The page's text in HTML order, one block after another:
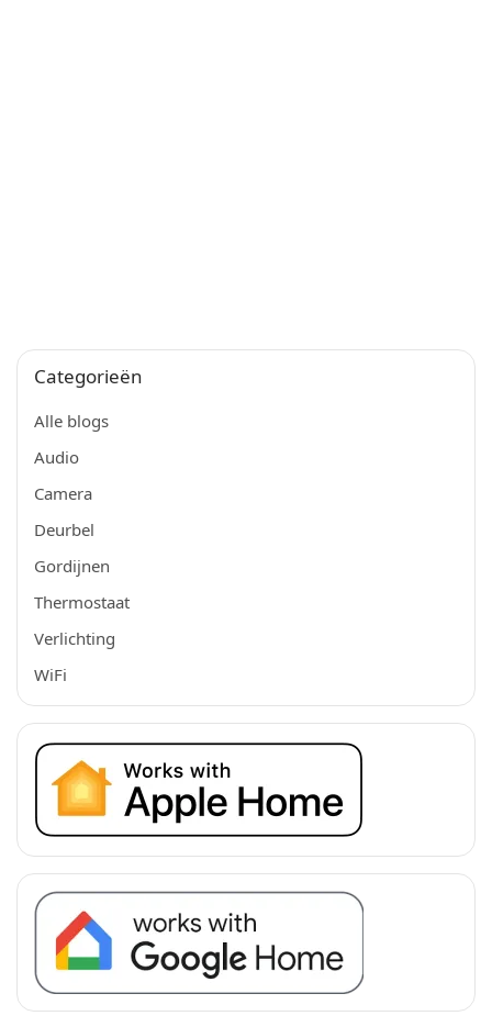
Categorieën
Alle blogs
Audio
Camera
Deurbel
Gordijnen
Thermostaat
Verlichting
WiFi